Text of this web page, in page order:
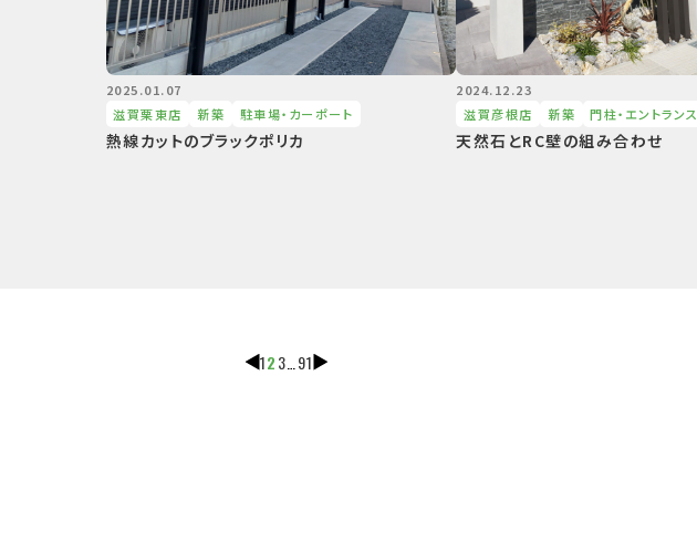
2025.01.07
滋賀栗東店
新築 駐⾞場・カーポート
熱線カットのブラックポリカ
2024.12.23
滋賀彦根店
新築 ⾨柱・エントランス
天然石とRC壁の組み合わせ
123 91